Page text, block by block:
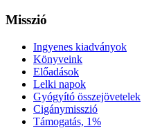
Misszió
Ingyenes kiadványok
Könyveink
Előadások
Lelki napok
Gyógyító összejövetelek
Cigánymisszió
Támogatás, 1%